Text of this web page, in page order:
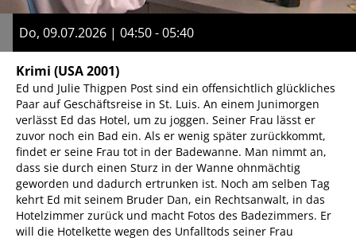
Do, 09.07.2026 | 04:50 - 05:40
Krimi (USA 2001)
Ed und Julie Thigpen Post sind ein offensichtlich glückliches
Paar auf Geschäftsreise in St. Luis. An einem Junimorgen
verlässt Ed das Hotel, um zu joggen. Seiner Frau lässt er
zuvor noch ein Bad ein. Als er wenig später zurückkommt,
findet er seine Frau tot in der Badewanne. Man nimmt an,
dass sie durch einen Sturz in der Wanne ohnmächtig
geworden und dadurch ertrunken ist. Noch am selben Tag
kehrt Ed mit seinem Bruder Dan, ein Rechtsanwalt, in das
Hotelzimmer zurück und macht Fotos des Badezimmers. Er
will die Hotelkette wegen des Unfalltods seiner Frau